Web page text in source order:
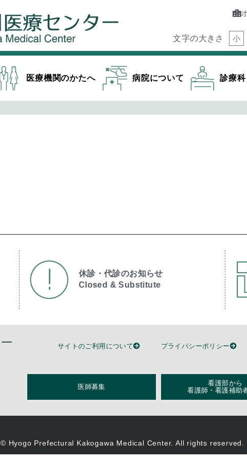
文字の大きさ 小
医療機関のかたへ 病院について 診療
休診・代診のお知らせ
Closed & Substitute​
サイトのご利用について プライバシーポリシー
医師募集
看護部から
看護師・看護補助
© Hyogo Prefectural Kakogawa Medical Center. All rights reserved.